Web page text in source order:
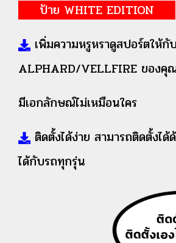
ป้าย WHITE EDITION
เพิ่มความหรูหราดูสปอร์ตให้กั
ALPHARD/VELLFIRE ของคุ
มีเอกลักษณ์ไม่เหมือนใคร
ติดตั้งได้ง่าย สามารถติดตั้งได้
ได้กับรถทุกรุ่น